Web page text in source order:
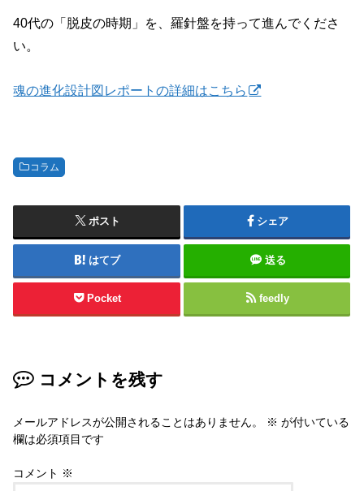
40代の「脱皮の時期」を、羅針盤を持って進んでくださ
い。
魂の進化設計図レポートの詳細はこちら
コラム
ポスト シェア
はてブ 送る
Pocket feedly
コメントを残す
メールアドレスが公開されることはありません。 ※ が付いている
欄は必須項目です
コメント ※